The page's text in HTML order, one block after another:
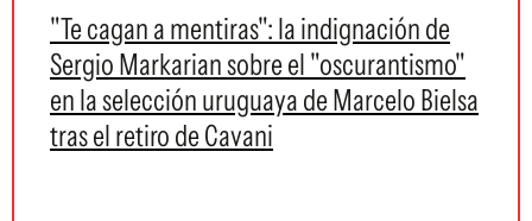
"Te cagan a mentiras": la indignación de
Sergio Markarian sobre el "oscurantismo"
en la selección uruguaya de Marcelo Bielsa
tras el retiro de Cavani